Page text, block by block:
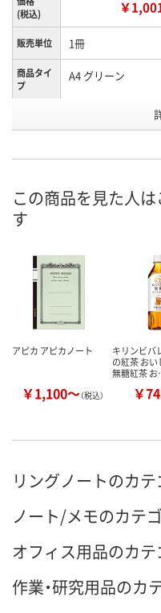
(税込)
￥
販売単位 1冊
商品タイ
プ
A4 グリーン
この商品を見た人
す
アピカ アピカノート
￥1,100～（税込）
キリンビバ
の紅茶 お
無糖紅茶
￥
リングノートのカテ
ノート/メモのカテ
オフィス用品のカテ
作業・研究用品のカ